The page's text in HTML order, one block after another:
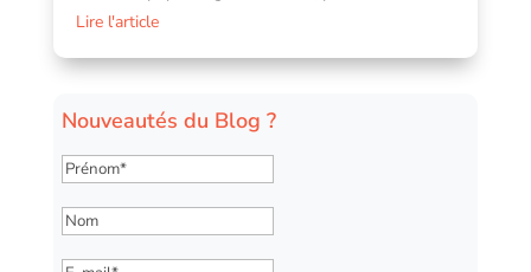
Lire l'article
Nouveautés du Blog ?